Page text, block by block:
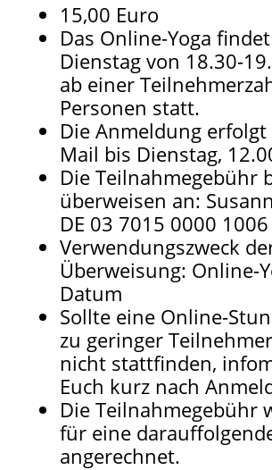
15,00 Euro
Das Online-Yoga
Dienstag von 18.30-
ab einer
Personen statt.
Die Anmeldung erfolgt
Mail bis Dienstag,
Die Teilnahmegebühr
überweisen an:
DE 03 7015 0000
Verwendungszweck
Überweisung: Online-
Datum
Sollte eine Online-
zu geringer
nicht stattfinden,
Euch kurz nach
Die Teilnahmegebühr
für eine
angerechnet.